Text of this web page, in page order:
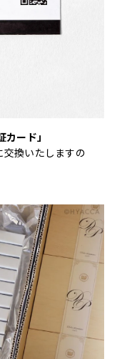
ード」
換いたしますの